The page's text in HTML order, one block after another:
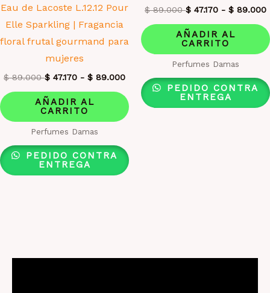
Eau de Lacoste L.12.12 Pour
Elle Sparkling | Fragancia
floral frutal gourmand para
mujeres
$89.000 $ 47.170 - $ 89.000
AÑADIR AL
CARRITO
Perfumes Damas
PEDIDO CONTRA
ENTREGA
$89.000 $ 47.170 - $ 89.000
AÑADIR AL
CARRITO
Perfumes Damas
PEDIDO CONTRA
ENTREGA